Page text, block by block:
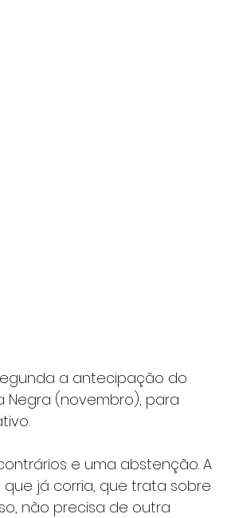
a antecipação do
Negra (novembro), para
e uma abstenção. A
já corria, que trata sobre
não precisa de outra